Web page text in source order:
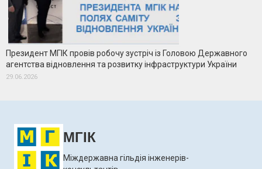
Президент МГІК провів робочу зустріч із Головою Державного
агентства відновлення та розвитку інфраструктури України
29.06.2026
МГІК
Міждержавна гільдія інженерів-